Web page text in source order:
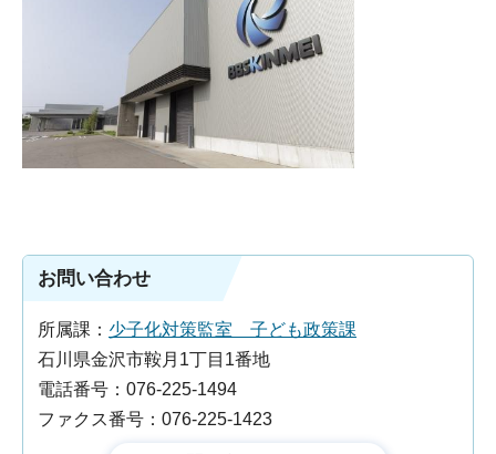
お問い合わせ
所属課： 少子化対策監室 子ども政策課
石川県金沢市鞍月1丁目1番地
電話番号：076-225-1494
ファクス番号：076-225-1423